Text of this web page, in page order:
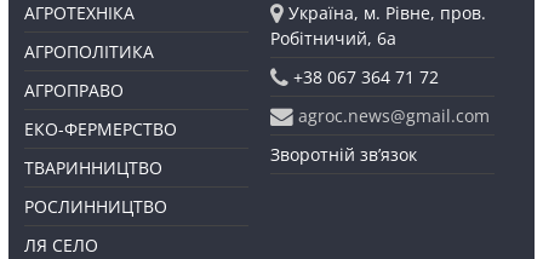
АГРОТЕХНІКА
АГРОПОЛІТИКА
АГРОПРАВО
ЕКО-ФЕРМЕРСТВО
ТВАРИННИЦТВО
РОСЛИННИЦТВО
ЛЯ СЕЛО
Україна, м. Рівне, пров.
Робітничий, 6а
+38 067 364 71 72
agroc.news@gmail.com
Зворотній зв’язок